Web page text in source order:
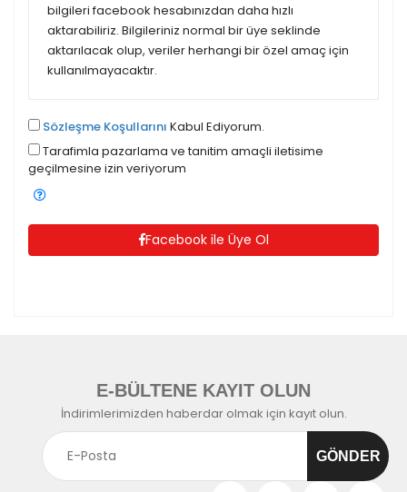
bilgileri facebook hesabınızdan daha hızlı
aktarabiliriz. Bilgileriniz normal bir üye seklinde
aktarılacak olup, veriler herhangi bir özel amaç için
kullanılmayacaktır.
Sözleşme Koşullarını Kabul Ediyorum.
Tarafimla pazarlama ve tanitim amaçli iletisime
geçilmesine izin veriyorum
Facebook ile Üye Ol
E-BÜLTENE KAYIT OLUN
İndirimlerimizden haberdar olmak için kayıt olun.